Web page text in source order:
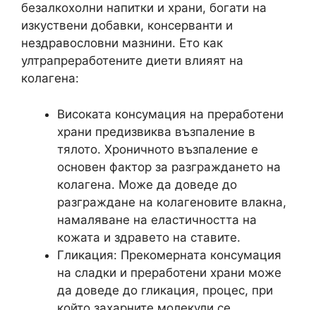
безалкохолни напитки и храни, богати на
изкуствени добавки, консерванти и
нездравословни мазнини. Ето как
ултрапреработените диети влияят на
колагена:
Високата консумация на преработени
храни предизвиква възпаление в
тялото. Хроничното възпаление е
основен фактор за разграждането на
колагена. Може да доведе до
разграждане на колагеновите влакна,
намаляване на еластичността на
кожата и здравето на ставите.
Гликация: Прекомерната консумация
на сладки и преработени храни може
да доведе до гликация, процес, при